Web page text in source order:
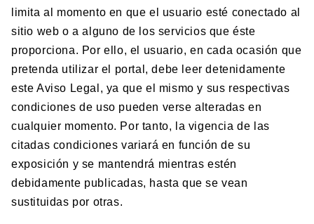
limita al momento en que el usuario esté conectado al
sitio web o a alguno de los servicios que éste
proporciona. Por ello, el usuario, en cada ocasión que
pretenda utilizar el portal, debe leer detenidamente
este Aviso Legal, ya que el mismo y sus respectivas
condiciones de uso pueden verse alteradas en
cualquier momento. Por tanto, la vigencia de las
citadas condiciones variará en función de su
exposición y se mantendrá mientras estén
debidamente publicadas, hasta que se vean
sustituidas por otras.